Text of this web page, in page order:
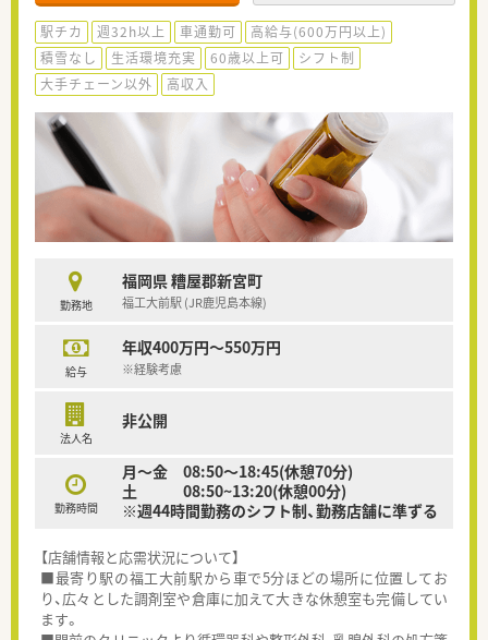
駅チカ 週32h以上 車通勤可
高給与(600万円以上)
積雪なし
生活環境充実 60歳以上可
シフト制
大手チェーン以外
高収入
勤務地
福岡県 糟屋郡新宮町
福工大前駅 (JR鹿児島本線)
給与
年収400万円～550万円
※経験考慮
法人名
非公開
勤務時間
月～金 08:50～18:45(休憩70分)
土 08:50~13:20(休憩00分)
※週44時間勤務のシフト制、勤務店舗に準ずる
【店舗情報と応需状況について】
■最寄り駅の福工大前駅から車で5分ほどの場所に位置してお
り、広々とした調剤室や倉庫に加えて大きな休憩室も完備してい
ます。